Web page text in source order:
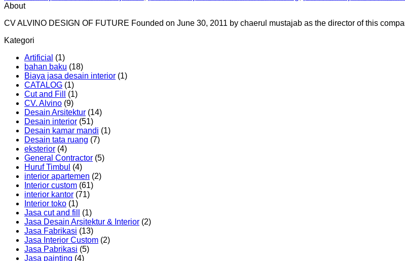
About
CV ALVINO DESIGN OF FUTURE Founded on June 30, 2011 by chaerul mustajab as the director of this
Kategori
Artificial (1)
bahan baku (18)
Biaya jasa desain interior (1)
CATALOG (1)
Cut and Fill
(1)
CV. Alvino (9)
Desain Arsitektur (14)
Desain interior (51)
Desain kamar mandi (1)
Desain tata ruang (7)
eksterior (4)
General Contractor (5)
Huruf Timbul (4)
interior apartemen (2)
Interior custom (61)
interior kantor (71)
Interior toko (1)
Jasa cut and fill
(1)
Jasa Desain Arsitektur & Interior (2)
Jasa Fabrikasi (13)
Jasa Interior Custom (2)
Jasa Pabrikasi (5)
Jasa painting (4)